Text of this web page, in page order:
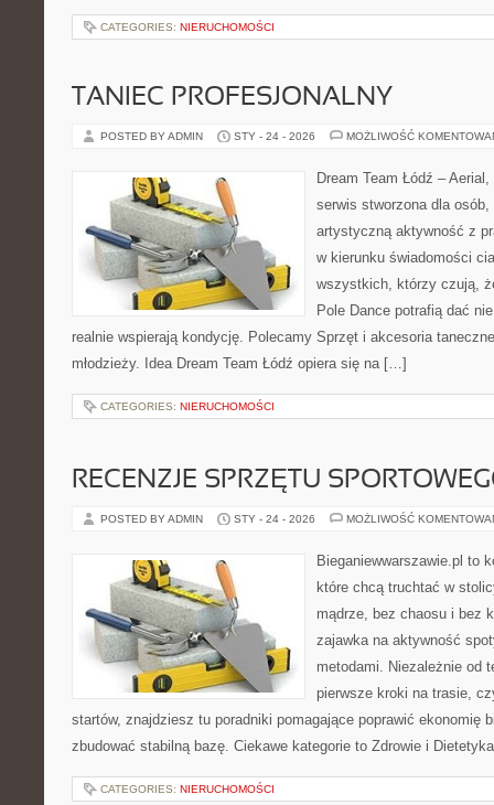
CATEGORIES: NIERUCHOMOŚCI
TANIEC PROFESJONALNY
POSTED BY ADMIN STY - 24 - 2026 MOŻLIWOŚĆ
Dream Team Łódź –
serwis stworzona dla
artystyczną aktywność z
w kierunku świadomości
wszystkich, którzy czują,
Pole Dance potrafią dać
realnie wspierają kondycję. Polecamy Sprzęt i akcesoria
młodzieży. Idea Dream Team Łódź opiera się na […]
CATEGORIES: NIERUCHOMOŚCI
RECENZJE SPRZĘTU
POSTED BY ADMIN STY - 24 - 2026 MOŻLIWOŚĆ
Bieganiewwarszawie.pl to
które chcą truchtać w
mądrze, bez chaosu i bez
zajawka na aktywność
metodami. Niezależnie od
pierwsze kroki na trasie,
startów, znajdziesz tu poradniki pomagające poprawić ekonomię
zbudować stabilną bazę. Ciekawe kategorie to Zdrowie i
CATEGORIES: NIERUCHOMOŚCI